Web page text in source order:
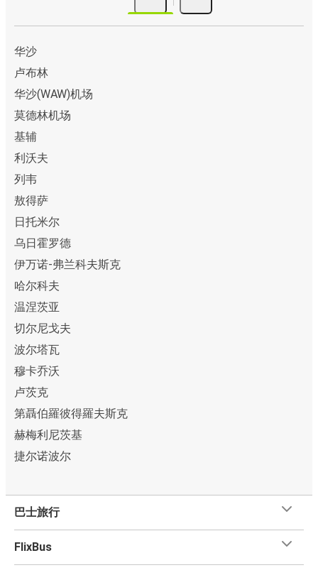
华沙
卢布林
华沙(WAW)机场
莫德林机场
基辅
利沃夫
列韦
敖得萨
日托米尔
乌日霍罗德
伊万诺-弗兰科夫斯克
哈尔科夫
温涅茨亚
切尔尼戈夫
波尔塔瓦
穆卡乔沃
卢茨克
第聶伯羅彼得羅夫斯克
赫梅利尼茨基
捷尔诺波尔
巴士旅行
FlixBus